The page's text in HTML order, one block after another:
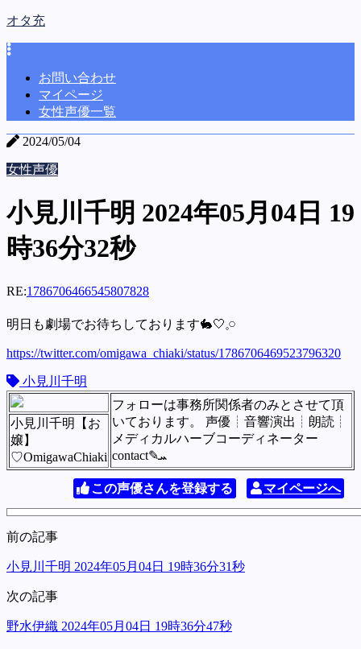
オタ充
お問い合わせ
マイページ
女性声優一覧
2024/05/04
女性声優
小見川千明 2024年05月04日 19
時36分32秒
RE:1786706466545807828
明日も劇場でお待ちしております🐇🤍𓈒𓏸
https://twitter.com/omigawa_chiaki/status/1786706469523796320
小見川千明
フォローは事務所関係者のみとさせて頂
いております。 ︎︎︎︎声優┊︎音響演出┊︎朗読┊︎
メディカルハーブコーディネーター
contact✎ܚ
小見川千明【お
嬢】
♡OmigawaChiaki
この声優さんを登録する マイページへ
前の記事
小見川千明 2024年05月04日 19時36分31秒
次の記事
野水伊織 2024年05月04日 19時36分47秒